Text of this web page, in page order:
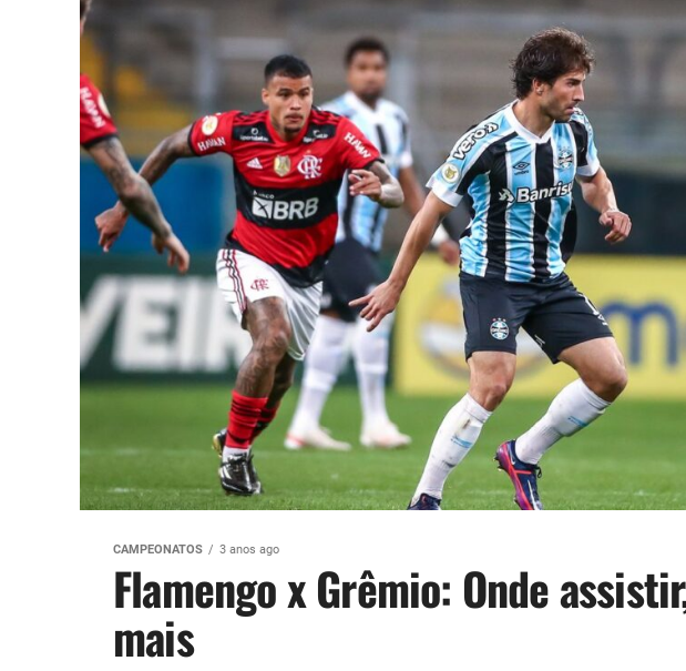
CAMPEONATOS 3 anos ago
Flamengo x Grêmio: Onde
mais